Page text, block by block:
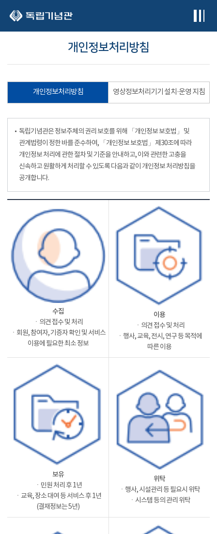
개인정보처리방침
개인정보처리방침 영상정보처리기기 설치·운영 지침
독립기념관은 정보주체의 권리 보호를 위해 「개인정보 보호법」 및
관계법령이 정한 바를 준수하여, 「개인정보 보호법」 제30조에 따라
개인정보 처리에 관한 절차 및 기준을 안내하고, 이와 관련한 고충을
신속하고 원활하게 처리할 수 있도록 다음과 같이 개인정보 처리방침을
공개합니다.
수집
ㆍ의견 접수 및 처리
ㆍ회원, 참여자, 기증자 확인 및 서비스
이용에 필요한 최소 정보
이용
ㆍ의견 접수 및 처리
ㆍ행사, 교육, 전시, 연구 등 목적에
따른 이용
보유
ㆍ민원 처리 후 1년
ㆍ교육, 장소 대여 등 서비스 후 1년
(결재정보는 5년)
위탁
ㆍ행사, 시설관리 등 필요시 위탁
ㆍ시스템 등의 관리 위탁